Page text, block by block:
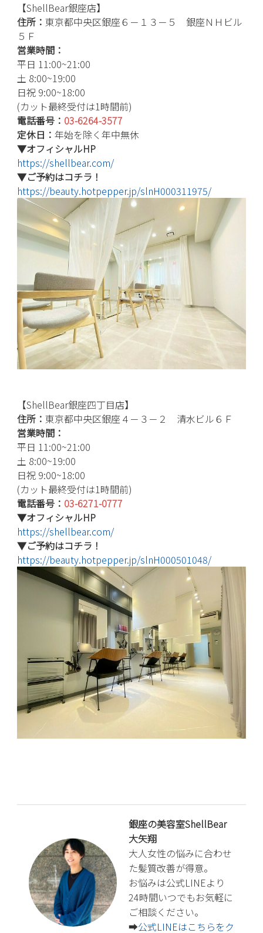
【ShellBear銀座店】
住所： 東京都中央区銀座６－１３－５ 銀座ＮＨビル
５Ｆ
営業時間：
平日 11:00~21:00
土 8:00~19:00
日祝 9:00~18:00
(カット最終受付は1時間前)
電話番号： 03-6264-3577
定休日： 年始を除く年中無休
▼オフィシャルHP
https://shellbear.com/
▼ご予約はコチラ！
https://beauty.hotpepper.jp/slnH000311975/
【ShellBear銀座四丁目店】
住所： 東京都中央区銀座４－３－２ 清水ビル６Ｆ
営業時間：
平日 11:00~21:00
土 8:00~19:00
日祝 9:00~18:00
(カット最終受付は1時間前)
電話番号： 03-6271-0777
▼オフィシャルHP
https://shellbear.com/
▼ご予約はコチラ！
https://beauty.hotpepper.jp/slnH000501048/
銀座の美容室ShellBear
大矢翔
大人女性の悩みに合わせ
た髪質改善が得意。
お悩みは公式LINEより
24時間いつでもお気軽に
ご相談ください。
➡️公式LINEはこちらをク